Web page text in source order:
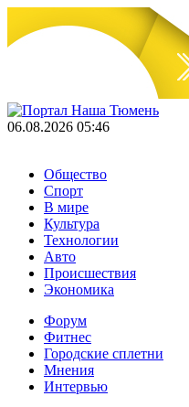
06.08.2026 05:46
Общество
Спорт
В мире
Культура
Технологии
Авто
Происшествия
Экономика
Форум
Фитнес
Городские сплетни
Мнения
Интервью